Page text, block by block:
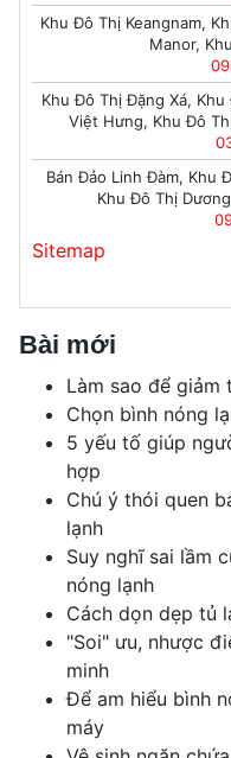
Khu Đô Thị Keangnam,
Manor,
Khu Đô Thị Đặng Xá,
Việt Hưng, Khu Đô
Bán Đảo Linh Đàm, Khu
Khu Đô Thị
Sitemap
Bài mới
Làm sao để giảm
Chọn bình nóng
5 yếu tố giúp
hợp
Chú ý thói quen
lạnh
Suy nghĩ sai lầm
nóng lạnh
Cách dọn dẹp tủ
"Soi" ưu, nhược
minh
Để am hiểu bình
máy